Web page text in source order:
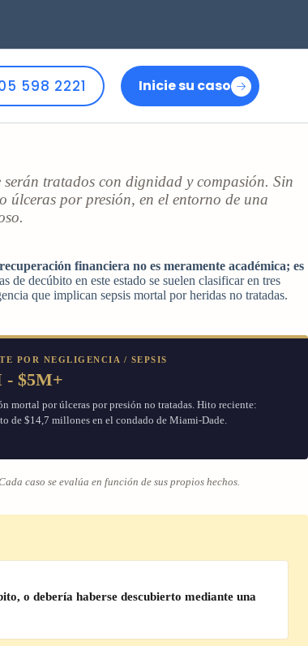
598 2221 Inicie su caso
tratados con dignidad y compasión. Sin
úlceras por presión, en el entorno de una
financiera no es meramente académica; es
de decúbito en este estado se suelen clasificar en tres
que implican sepsis mortal por heridas no tratadas.
POR NEGLIGENCIA / SEPSIS
- $5M+
mortal por úlceras por presión no tratadas. Hito reciente:
de $14,7 millones en el condado de Miami-Dade.
caso se evalúa en función de sus propios hechos.
o debería haberse descubierto mediante una